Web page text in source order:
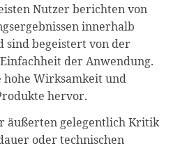
Nutzer berichten von
innerhalb
sind begeistert von der
der Anwendung.
hohe Wirksamkeit und
hervor.
äußerten gelegentlich Kritik
oder technischen